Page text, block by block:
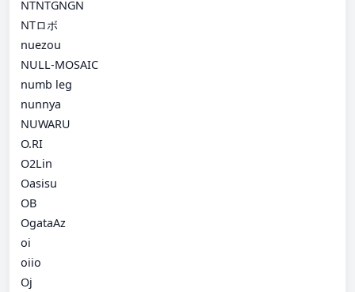
NTNTGNGN
NTロボ
nuezou
NULL-MOSAIC
numb leg
nunnya
NUWARU
O.RI
O2Lin
Oasisu
OB
OgataAz
oi
oiio
Oj